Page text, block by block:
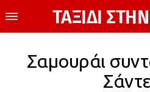
ΤΑΞΙΔΙ
Σαμουράι